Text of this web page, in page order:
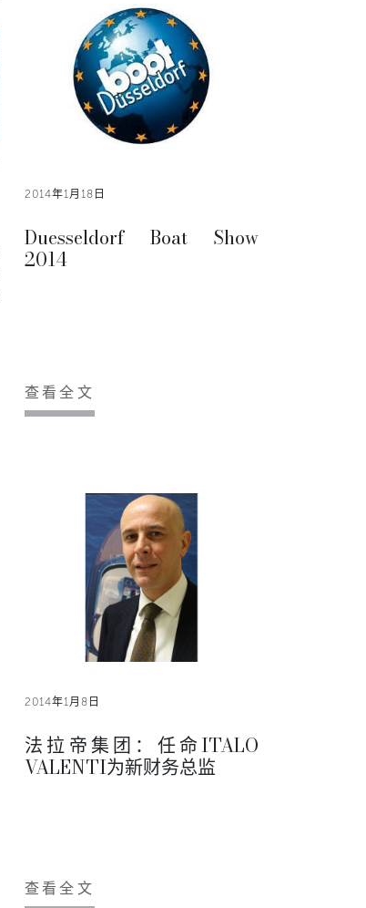
2014年1月18日
Duesseldorf Boat Show
2014
查看全文
2014年1月8日
法拉帝集团：任命ITALO
VALENTI为新财务总监
查看全文